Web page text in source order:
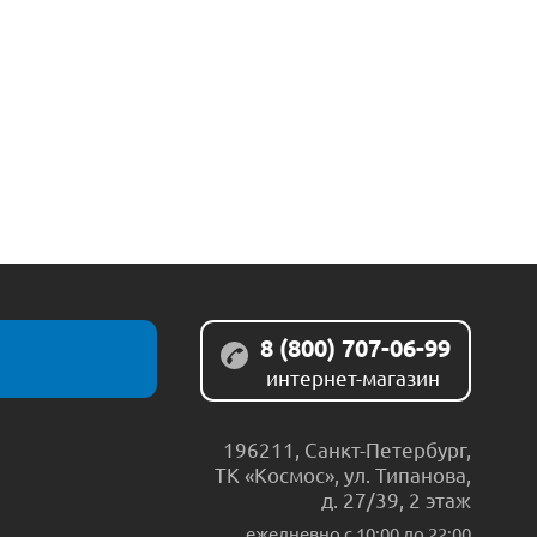
8 (800) 707-06-99
интернет-магазин
196211 Санкт-Петербург,
ТК «Космос», ул. Типанова,
д. 27/39, 2 этаж